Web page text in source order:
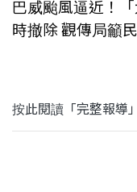
巴威颱風逼近！
時撤除 觀傳局籲
按此閱讀「完整報導」